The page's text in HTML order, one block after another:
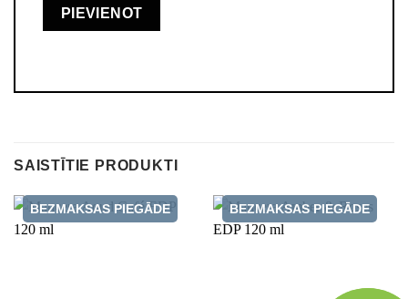
SAISTĪTIE PRODUKTI
BEZMAKSAS PIEGĀDE BEZMAKSAS PIEGĀDE